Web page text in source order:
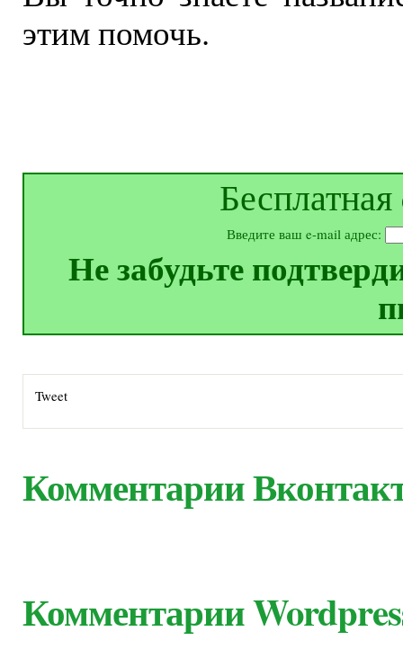
этим помочь.
Введите ваш e-mail адрес:
Не забудьте
Tweet
Комментарии
Комментарии